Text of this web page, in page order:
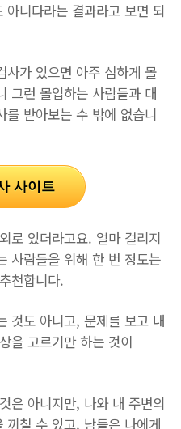
니다라는 결과라고 보면 되
사가 있으면 아주 심하게 몰
그런 몰입하는 사람들과 대
를 받아보는 수 밖에 없습니
사이트
로 있더라고요. 얼마 걸리지
사람들을 위해 한 번 정도는
천합니다.
것도 아니고, 문제를 보고 내
을 고르기만 하는 것이
은 아니지만, 나와 내 주변의
끼칠 수 있고, 남들은 나에게